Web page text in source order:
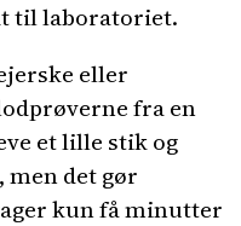
til laboratoriet.
eller
fra en
et lille stik og
det gør
kun få minutter